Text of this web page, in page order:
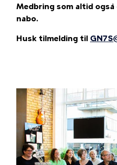
Medbring som altid også
nabo.
Husk tilmelding til